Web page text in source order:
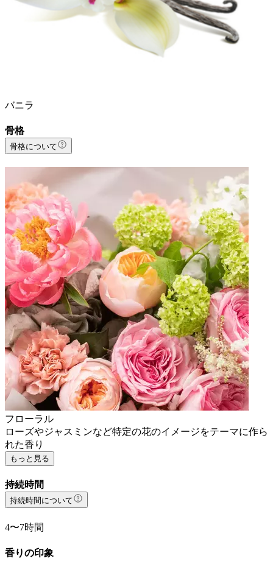
バニラ
骨格
骨格について
フローラル
ローズやジャスミンなど特定の花のイメージをテーマに作ら
れた香り
もっと見る
持続時間
持続時間について
4〜7時間
香りの印象